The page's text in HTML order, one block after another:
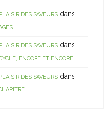
DES SAVEURS dans
DES SAVEURS dans
ENCORE ET ENCORE…
DES SAVEURS dans